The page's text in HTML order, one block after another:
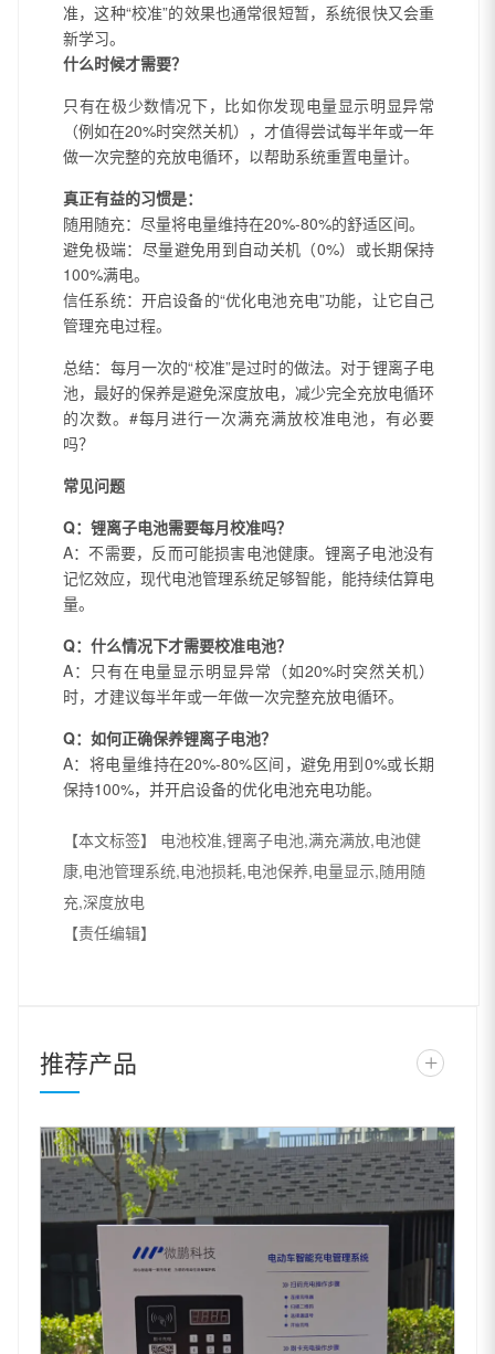
准，这种“校准”的效果也通常很短暂，系统很快又会重
新学习。
什么时候才需要？
只有在极少数情况下，比如你发现电量显示明显异常
（例如在20%时突然关机），才值得尝试每半年或一年
做一次完整的充放电循环，以帮助系统重置电量计。
真正有益的习惯是：
随用随充：尽量将电量维持在20%-80%的舒适区间。
避免极端：尽量避免用到自动关机（0%）或长期保持
100%满电。
信任系统：开启设备的“优化电池充电”功能，让它自己
管理充电过程。
总结：每月一次的“校准”是过时的做法。对于锂离子电
池，最好的保养是避免深度放电，减少完全充放电循环
的次数。#每月进行一次满充满放校准电池，有必要
吗？
常见问题
Q：锂离子电池需要每月校准吗？
A：不需要，反而可能损害电池健康。锂离子电池没有
记忆效应，现代电池管理系统足够智能，能持续估算电
量。
Q：什么情况下才需要校准电池？
A：只有在电量显示明显异常（如20%时突然关机）
时，才建议每半年或一年做一次完整充放电循环。
Q：如何正确保养锂离子电池？
A：将电量维持在20%-80%区间，避免用到0%或长期
保持100%，并开启设备的优化电池充电功能。
【本文标签】
电池校准,锂离子电池,满充满放,电池健
康,电池管理系统,电池损耗,电池保养,电量显示,随用随
充,深度放电
【责任编辑】
推荐产品 +